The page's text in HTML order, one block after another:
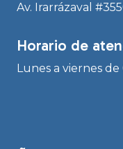
Av. Irarrázaval
Horario de
Lunes a viernes de